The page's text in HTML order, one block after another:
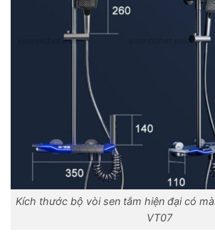
Kích thước bộ vòi sen tắm hiện đại có
VT07